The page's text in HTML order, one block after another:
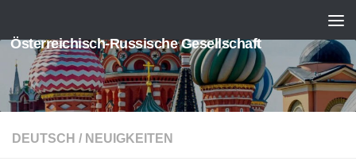
Österreichisch-Russische Gesellschaft
DEUTSCH / NEUIGKEITEN